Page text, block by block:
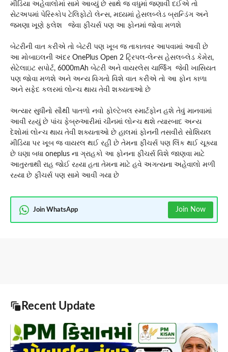
મીડિયા અહેવાલોમાં સામે આવ્યું છે સાથે જ વધુમાં જણાવી દઈએ તો
સેટઅપમાં પેરિસ્કોપ ટેલિફોટો લેન્સ, મધ્યમાં હેસલબ્લેડ બ્રાન્ડિંગ અને
જમણા ખૂણે ફ્લેશ જેવા ફીચર્સ પણ આ ફોનમાં જોવા મળશે
બેટરીની વાત કરીએ તો બેટરી પણ ખૂબ જ તાકાતવર આપવામાં આવી છે
આ મોબાઇલની અંદર OnePlus Open 2 ટ્રિપલ-લેન્સ હેસલબ્લેડ કેમેરા,
સેટેલાઇટ સપોર્ટ, 6000mAh બેટરી અને વાયરલેસ ચાર્જિંગ જેવી ખાસિયત
પણ જોવા મળશે અને અન્ય વિગતો વિશે વાત કરીએ તો આ ફોન કાળા
અને સફેદ કલરમાં લોન્ચ થાય તેવી શક્યતાઓ છે
અત્યાર સુધીનો સૌથી પાતળો નવો ફોલ્ટેબલ સ્માર્ટફોન હશે તેવું માનવામાં
આવી રહ્યું છે પાંચ ફેબ્રુઆરીમાં ચીનમાં લોન્ચ થશે ત્યારબાદ અન્ય
દેશોમાં લોન્ચ થાય તેવી શક્યતાઓ છે હાલમાં ફોનની તસવીરો સોશિયલ
મીડિયા પર ખૂબ જ વાયરલ થઈ રહી છે તેમના ફીચર્સ પણ લિંક થઈ ચૂક્યા
છે ઘણા બધા oneplus ના ગ્રાહકો આ ફોનના ફીચર્સ વિશે જાણવા માટે
આતુરતાથી રાહ જોઈ રહ્યા હતા તેમના માટે હવે અગત્યના અહેવાલો મળી
રહ્યા છે ફીચર્સ પણ સામે આવી ગયા છે
Join WhatsApp Join Now
Recent Update